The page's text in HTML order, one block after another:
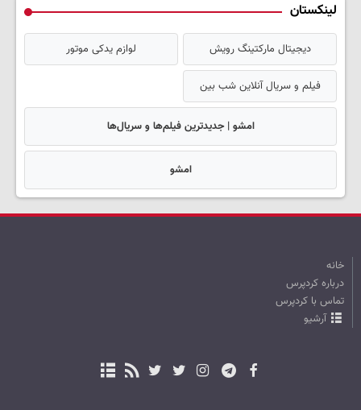
لینکستان
دیجیتال مارکتینگ رویش لوازم یدکی موتور
فیلم و سریال آنلاین شب بین
امشو | جدیدترین فیلم‌ها و سریال‌ها
امشو
خانه
درباره کردپرس
تماس با کردپرس
آرشیو